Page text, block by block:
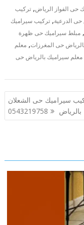
حى الفواز الرياض,تركيب
الدرعية,تركيب سيراميك
,مبلط سيراميك حى ظهرة
حى المغرزات,معلم
معلم سيراميك بالرياض حى
سيراميك حى الشعلان
بالرياض 0543219758